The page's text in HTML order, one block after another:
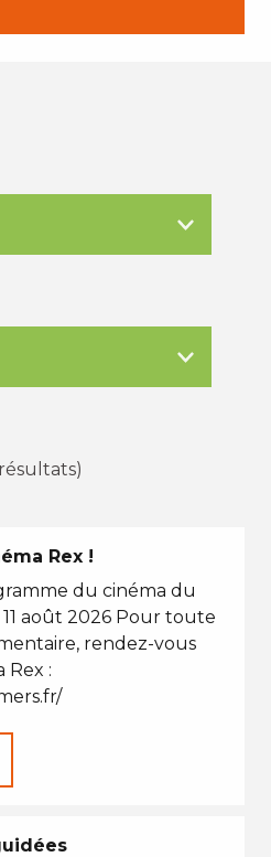
Rex !
du cinéma du
août 2026 Pour toute
rendez-vous
Rex :